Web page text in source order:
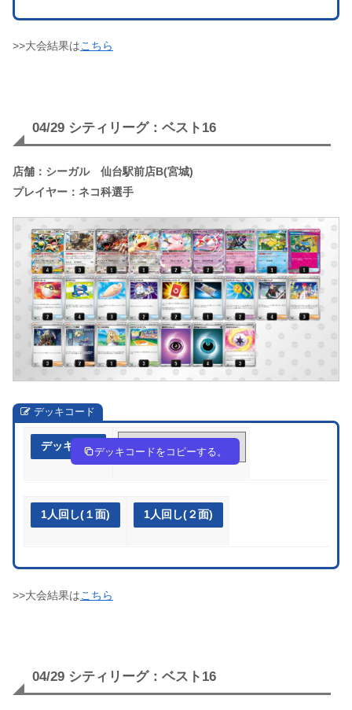
>>大会結果はこちら
04/29 シティリーグ：ベスト16
店舗：シーガル 仙台駅前店B(宮城)
プレイヤー：ネコ科選手
デッキコード
デッキ作成 884YG4-ouRlev-88xc4J
デッキコードをコピーする。
1人回し(１面) 1人回し(２面)
>>大会結果はこちら
04/29 シティリーグ：ベスト16